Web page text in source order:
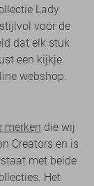
Lady
voor de
dat elk stuk
een kijkje
webshop.
merken die wij
Creators en is
met beide
Het